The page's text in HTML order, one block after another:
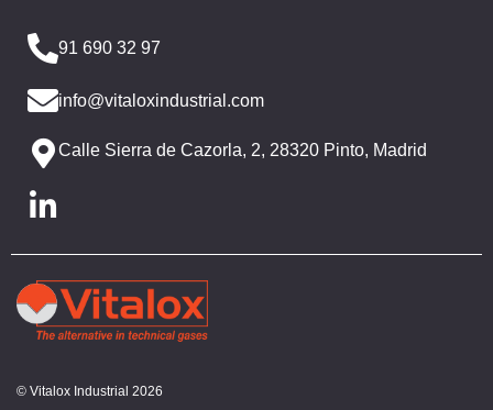
91 690 32 97
info@vitaloxindustrial.com
Calle Sierra de Cazorla, 2, 28320 Pinto, Madrid
© Vitalox Industrial 2026